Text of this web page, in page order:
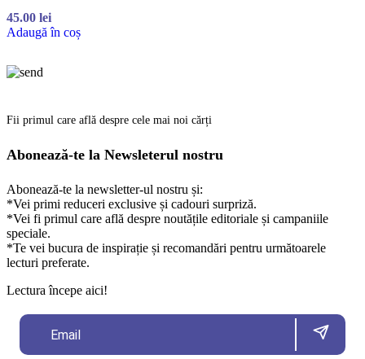
45.00 lei
Adaugă în coș
Fii primul care află despre cele mai noi cărți
Abonează-te la Newsleterul nostru
Abonează-te la newsletter-ul nostru și:
*Vei primi reduceri exclusive și cadouri surpriză.
*Vei fi primul care află despre noutățile editoriale și campaniile
speciale.
*Te vei bucura de inspirație și recomandări pentru următoarele
lecturi preferate.
Lectura începe aici!